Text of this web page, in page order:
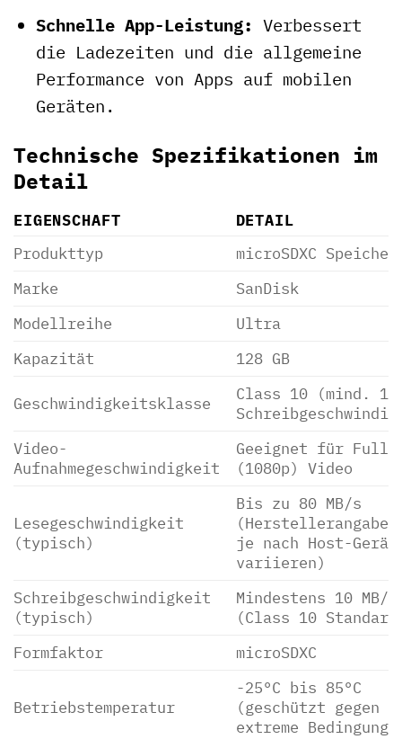
Schnelle App-Leistung: Verbessert
die Ladezeiten und die allgemeine
Performance von Apps auf mobilen
Geräten.
Technische Spezifikationen im
Detail
EIGENSCHAFT
DETAIL
Produkttyp
microSDXC
Marke
SanDisk
Modellreihe
Ultra
Kapazität
128 GB
Geschwindigkeitsklasse
Class 10 (mind. 10
Video-
Aufnahmegeschwindigkeit
Geeignet für Full
(1080p) Video
Lesegeschwindigkeit
(typisch)
Bis zu 80 MB/s
(Herstellerangabe,
je nach Host-Gerät
variieren)
Schreibgeschwindigkeit
(typisch)
Mindestens 10 MB/s
(Class 10
Formfaktor
microSDXC
Betriebstemperatur
-25°C bis 85°C
(geschützt gegen
extreme